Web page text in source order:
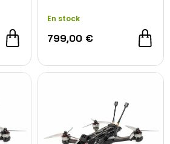
En stock
799,00 €